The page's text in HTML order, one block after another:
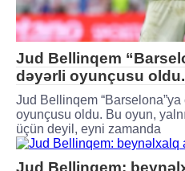
Jud Bellinqem
dəyərli oyunçusu oldu.
Jud Bellinqem
oyunçusu oldu. Bu oyun,
üçün deyil, eyni zamanda
Jud Bellinqem: